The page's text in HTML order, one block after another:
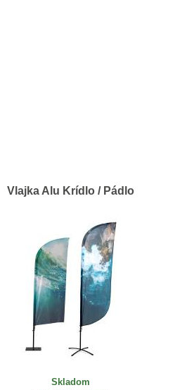
Vlajka Alu Krídlo / Pádlo
Skladom